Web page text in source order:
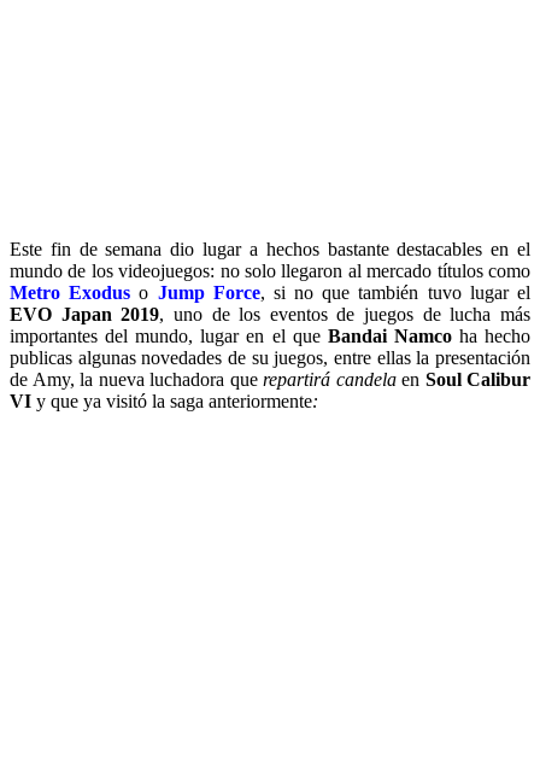
Este fin de semana dio lugar a hechos bastante destacables en el
mundo de los videojuegos: no solo llegaron al mercado títulos como
Metro Exodus o Jump Force, si no que también tuvo lugar el
EVO Japan 2019, uno de los eventos de juegos de lucha más
importantes del mundo, lugar en el queBandai Namcoha hecho
publicas algunas novedades de su juegos, entre ellas la presentación
de Amy, la nueva luchadora querepartirá candelaen Soul Calibur
VI y que ya visitó la saga anteriormente: